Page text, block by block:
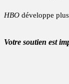
HBO développe
Votre soutien est